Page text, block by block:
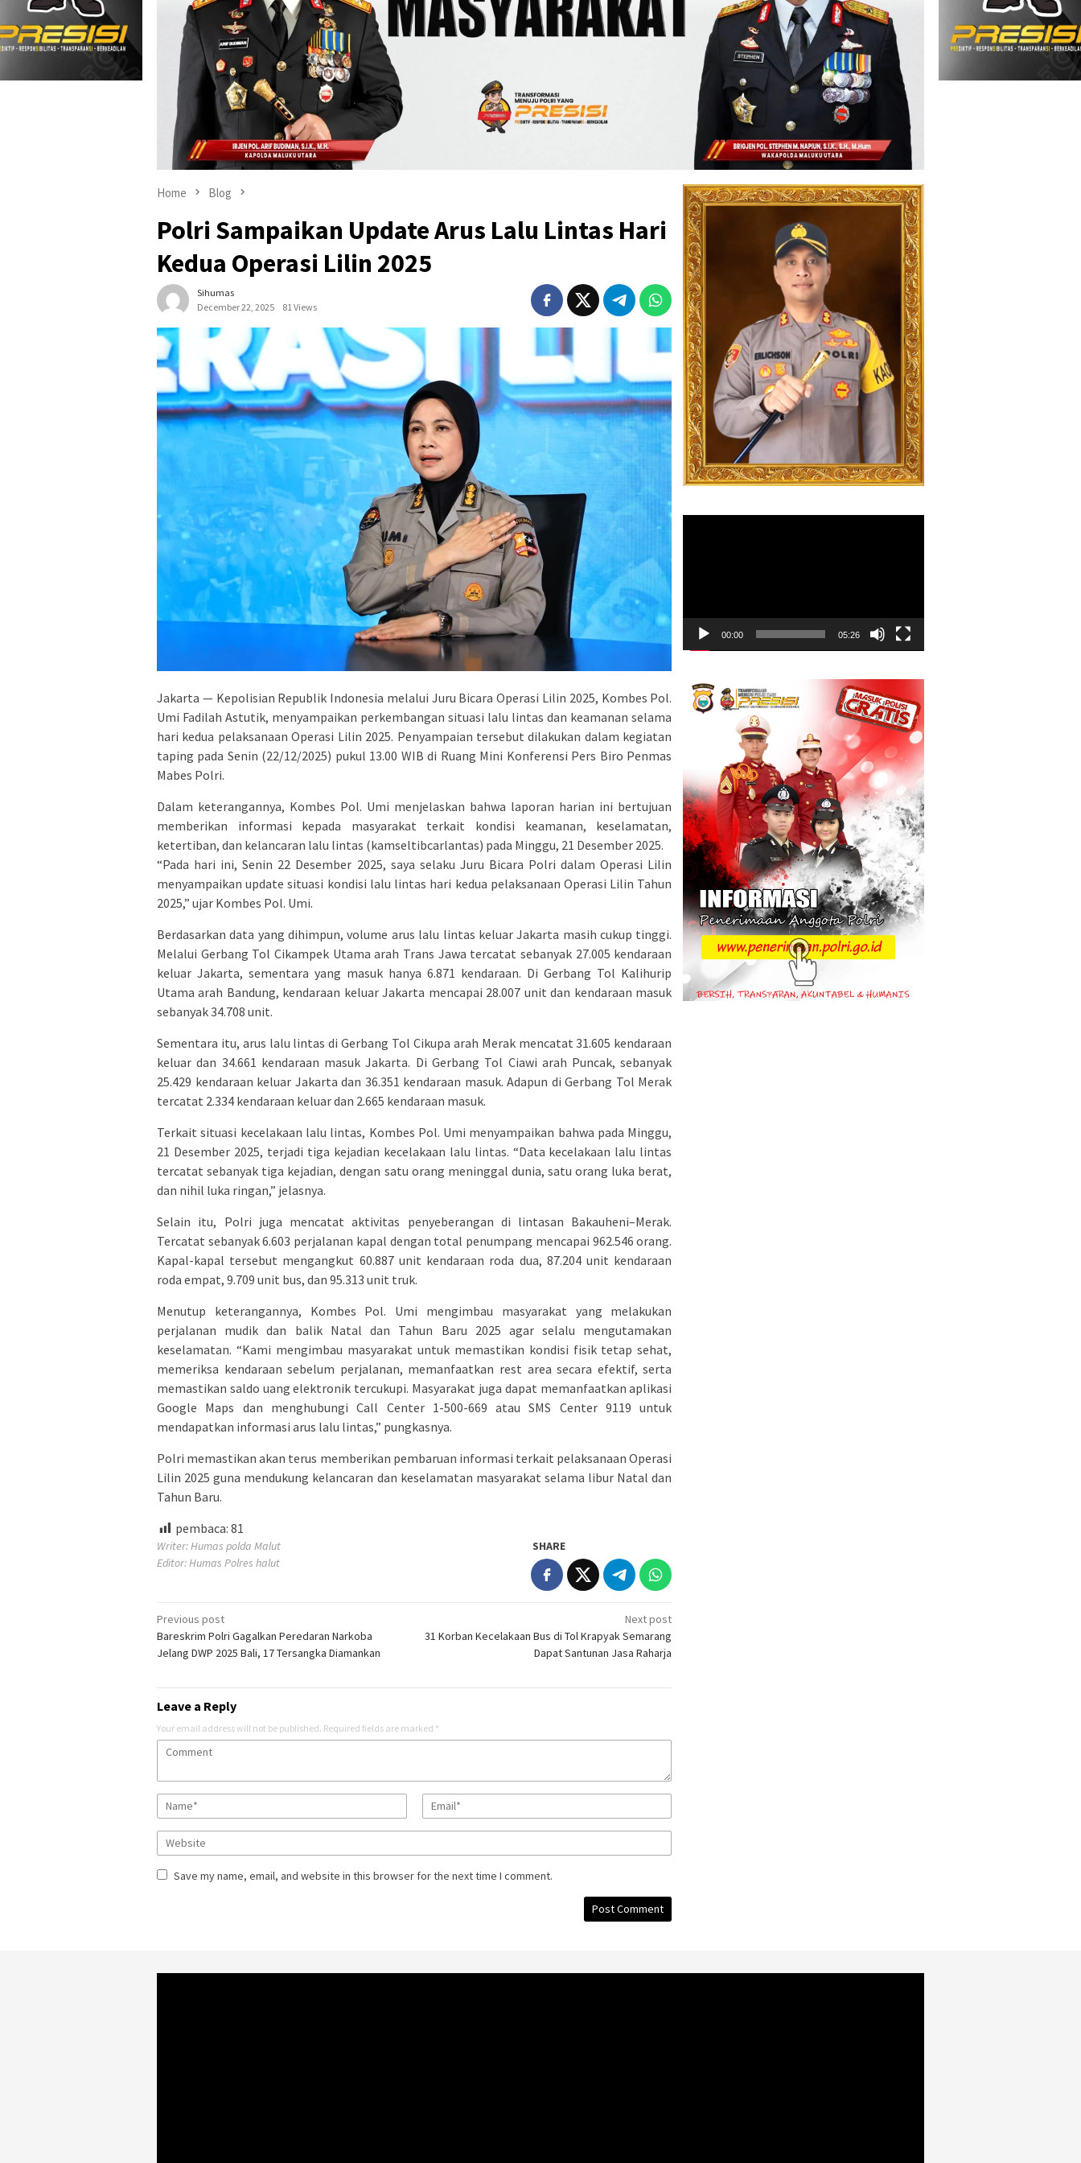
Home Blog
Polri Sampaikan Update Arus Lalu Lintas Hari
Kedua Operasi Lilin 2025
Sihumas
December 22, 2025
81 Views
Jakarta — Kepolisian Republik Indonesia melalui Juru Bicara Operasi Lilin 2025, Kombes Pol.
Umi Fadilah Astutik, menyampaikan perkembangan situasi lalu lintas dan keamanan selama
hari kedua pelaksanaan Operasi Lilin 2025. Penyampaian tersebut dilakukan dalam kegiatan
taping pada Senin (22/12/2025) pukul 13.00 WIB di Ruang Mini Konferensi Pers Biro Penmas
Mabes Polri.
Dalam keterangannya, Kombes Pol. Umi menjelaskan bahwa laporan harian ini bertujuan
memberikan informasi kepada masyarakat terkait kondisi keamanan, keselamatan,
ketertiban, dan kelancaran lalu lintas (kamseltibcarlantas) pada Minggu, 21 Desember 2025.
“Pada hari ini, Senin 22 Desember 2025, saya selaku Juru Bicara Polri dalam Operasi Lilin
menyampaikan update situasi kondisi lalu lintas hari kedua pelaksanaan Operasi Lilin Tahun
2025,” ujar Kombes Pol. Umi.
Berdasarkan data yang dihimpun, volume arus lalu lintas keluar Jakarta masih cukup tinggi.
Melalui Gerbang Tol Cikampek Utama arah Trans Jawa tercatat sebanyak 27.005 kendaraan
keluar Jakarta, sementara yang masuk hanya 6.871 kendaraan. Di Gerbang Tol Kalihurip
Utama arah Bandung, kendaraan keluar Jakarta mencapai 28.007 unit dan kendaraan masuk
sebanyak 34.708 unit.
Sementara itu, arus lalu lintas di Gerbang Tol Cikupa arah Merak mencatat 31.605 kendaraan
keluar dan 34.661 kendaraan masuk Jakarta. Di Gerbang Tol Ciawi arah Puncak, sebanyak
25.429 kendaraan keluar Jakarta dan 36.351 kendaraan masuk. Adapun di Gerbang Tol Merak
tercatat 2.334 kendaraan keluar dan 2.665 kendaraan masuk.
Terkait situasi kecelakaan lalu lintas, Kombes Pol. Umi menyampaikan bahwa pada Minggu,
21 Desember 2025, terjadi tiga kejadian kecelakaan lalu lintas. “Data kecelakaan lalu lintas
tercatat sebanyak tiga kejadian, dengan satu orang meninggal dunia, satu orang luka berat,
dan nihil luka ringan,” jelasnya.
Selain itu, Polri juga mencatat aktivitas penyeberangan di lintasan Bakauheni–Merak.
Tercatat sebanyak 6.603 perjalanan kapal dengan total penumpang mencapai 962.546 orang.
Kapal-kapal tersebut mengangkut 60.887 unit kendaraan roda dua, 87.204 unit kendaraan
roda empat, 9.709 unit bus, dan 95.313 unit truk.
Menutup keterangannya, Kombes Pol. Umi mengimbau masyarakat yang melakukan
perjalanan mudik dan balik Natal dan Tahun Baru 2025 agar selalu mengutamakan
keselamatan. “Kami mengimbau masyarakat untuk memastikan kondisi fisik tetap sehat,
memeriksa kendaraan sebelum perjalanan, memanfaatkan rest area secara efektif, serta
memastikan saldo uang elektronik tercukupi. Masyarakat juga dapat memanfaatkan aplikasi
Google Maps dan menghubungi Call Center 1-500-669 atau SMS Center 9119 untuk
mendapatkan informasi arus lalu lintas,” pungkasnya.
Polri memastikan akan terus memberikan pembaruan informasi terkait pelaksanaan Operasi
Lilin 2025 guna mendukung kelancaran dan keselamatan masyarakat selama libur Natal dan
Tahun Baru.
pembaca: 81
Writer: Humas polda Malut
Editor: Humas Polres halut
SHARE
Post
navigation
Previous post
Bareskrim Polri Gagalkan Peredaran Narkoba
Jelang DWP 2025 Bali, 17 Tersangka Diamankan
Next post
31 Korban Kecelakaan Bus di Tol Krapyak Semarang
Dapat Santunan Jasa Raharja
Leave a Reply
Your email address will not be published. Required fields are marked *
Save my name, email, and website in this browser for the next time I comment.
00:00 05:26